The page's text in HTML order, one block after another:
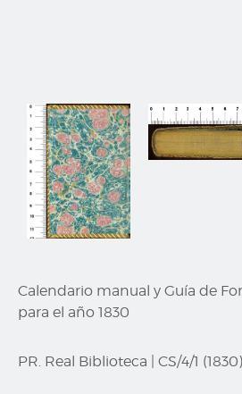
Calendario manual y Guía de
para el año 1830
PR. Real Biblioteca CS/4/1 (1830)